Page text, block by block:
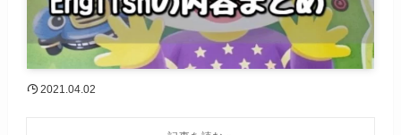
2021.04.02